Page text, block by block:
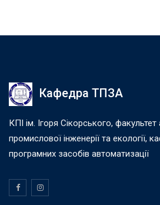
Кафедра ТПЗА
КПІ ім. Ігоря Сікорського, факультет
промислової інженерії та екології,
програмних засобів автоматизації